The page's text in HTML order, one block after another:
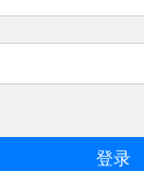
登录